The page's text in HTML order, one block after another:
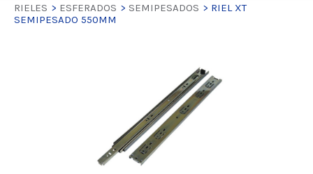
RIELES > ESFERADOS > SEMIPESADOS > RIEL XT
SEMIPESADO 550MM